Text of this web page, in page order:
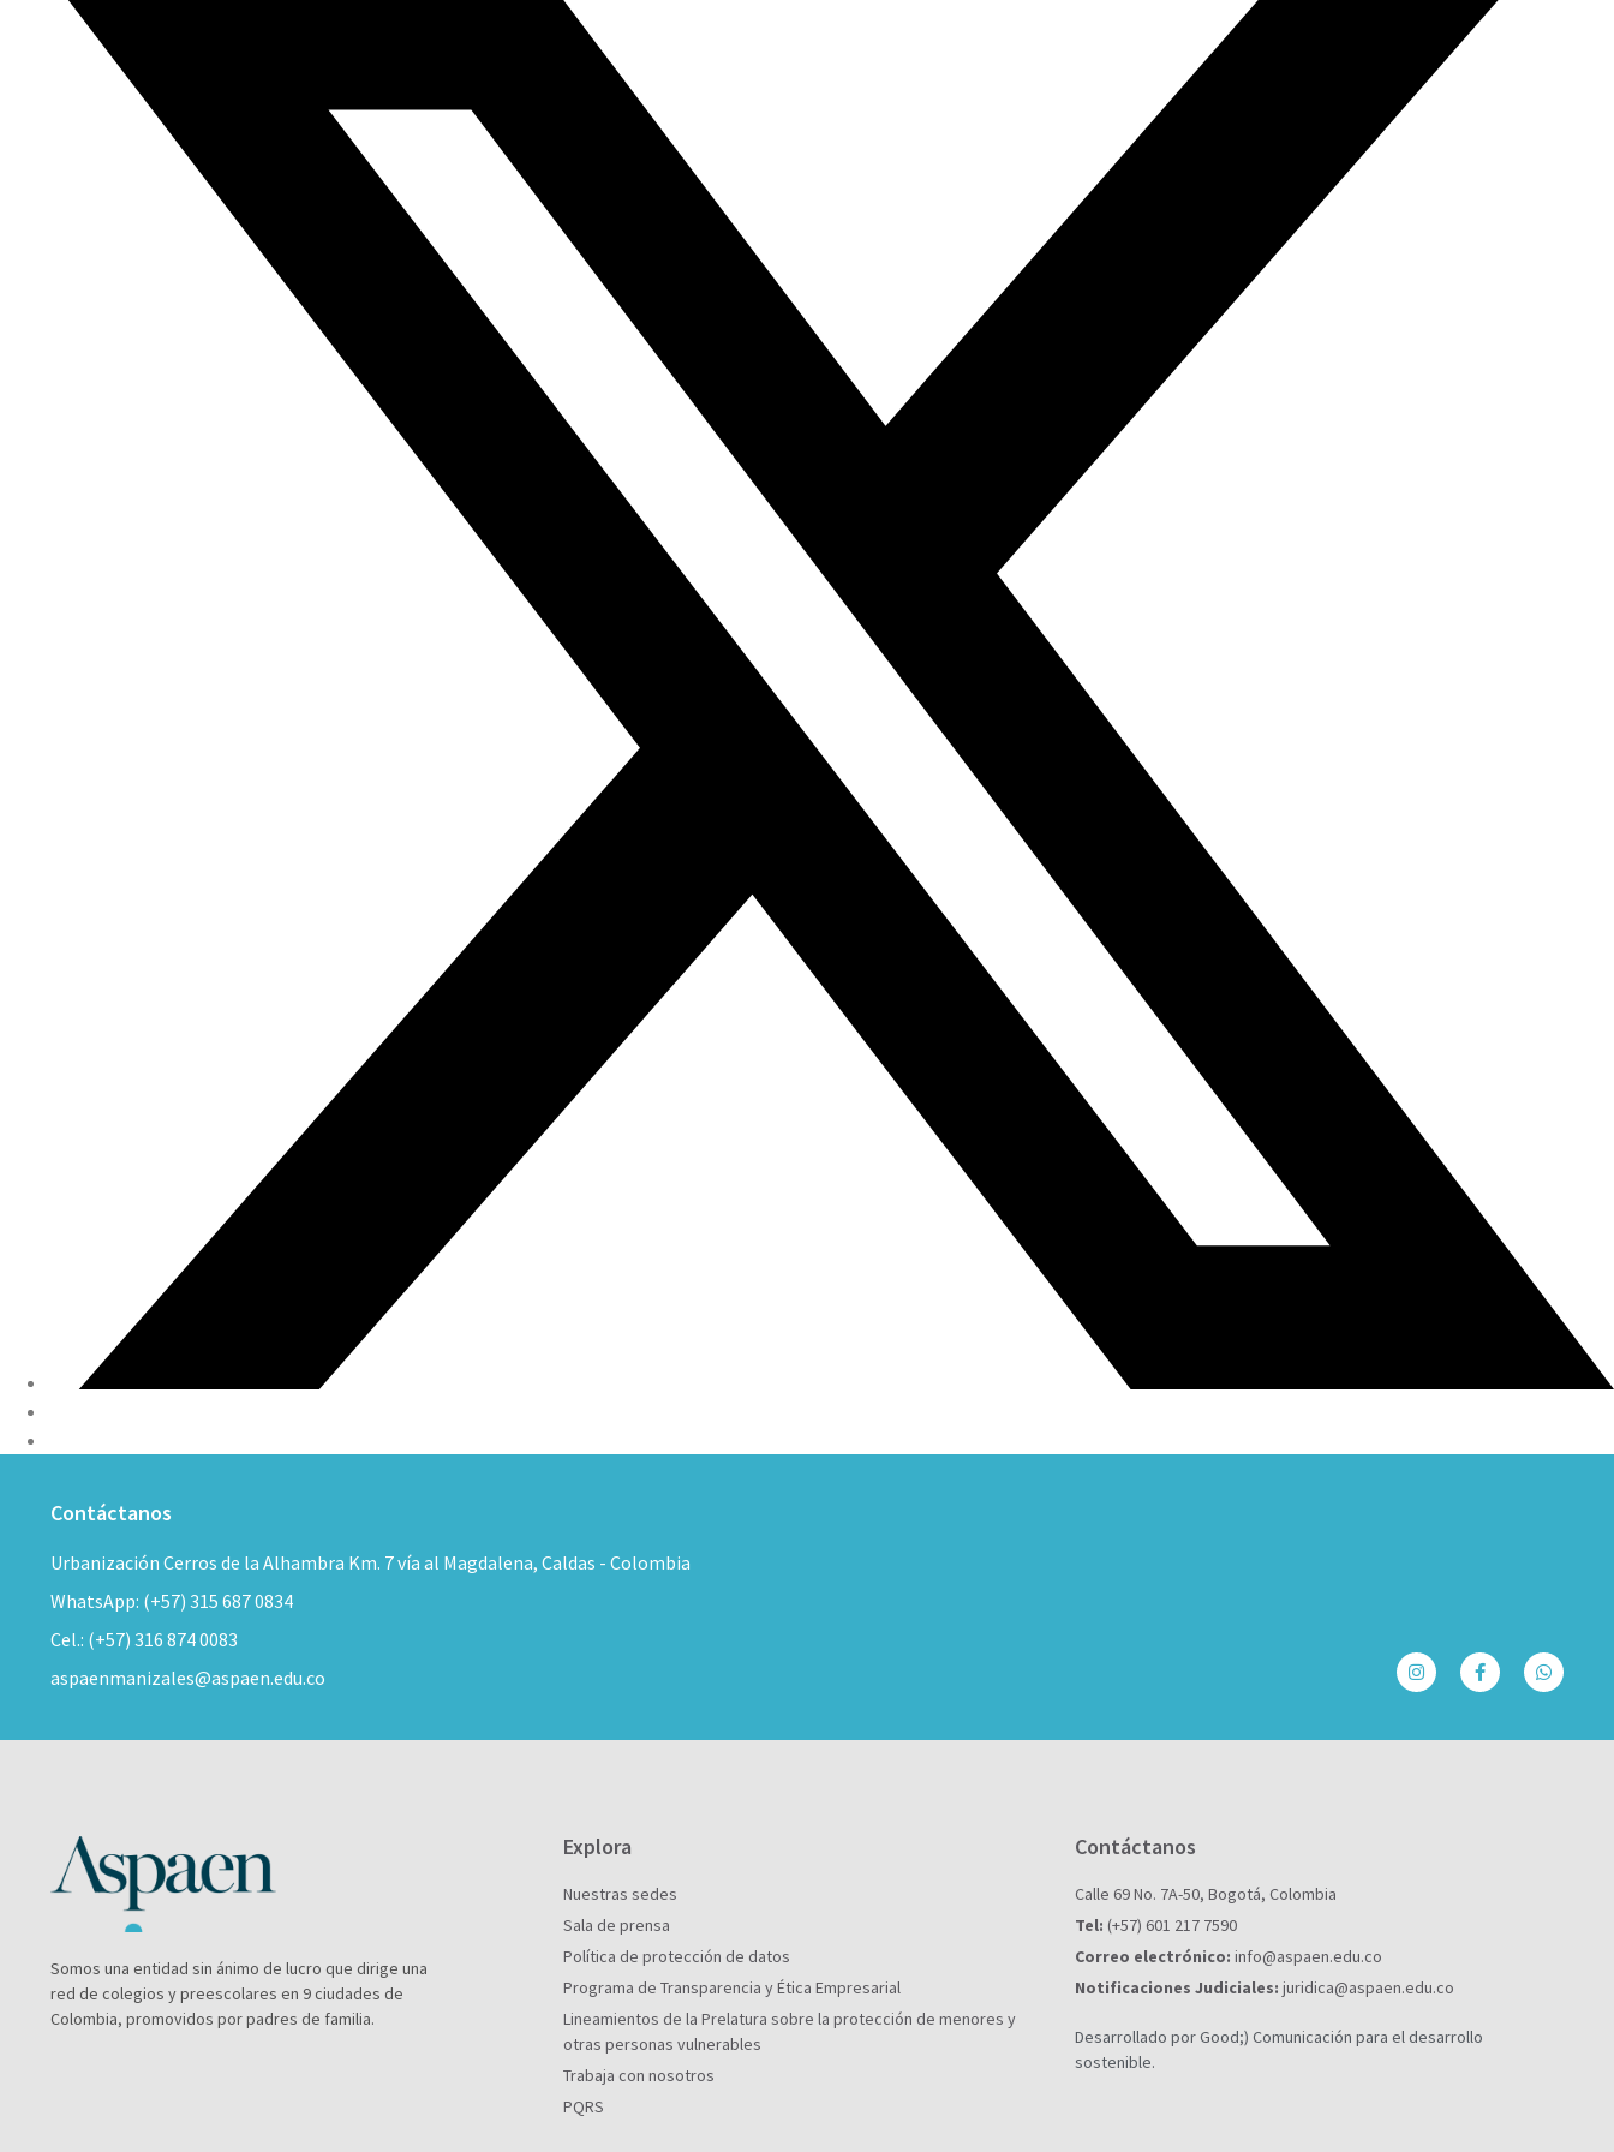
Contáctanos
Urbanización Cerros de la Alhambra Km. 7 vía al Magdalena, Caldas - Colombia
WhatsApp: (+57) 315 687 0834
Cel.: (+57) 316 874 0083
aspaenmanizales@aspaen.edu.co
Somos una entidad sin ánimo de lucro que dirige una
red de colegios y preescolares en 9 ciudades de
Colombia, promovidos por padres de familia.
Explora
Nuestras sedes
Sala de prensa
Política de protección de datos
Programa de Transparencia y Ética Empresarial
Lineamientos de la Prelatura sobre la protección de menores y
otras personas vulnerables
Trabaja con nosotros
PQRS
Contáctanos
Calle 69 No. 7A-50, Bogotá, Colombia
Tel: (+57) 601 217 7590
Correo electrónico: info@aspaen.edu.co
Notificaciones Judiciales: juridica@aspaen.edu.co
Desarrollado por Good;) Comunicación para el desarrollo
sostenible.